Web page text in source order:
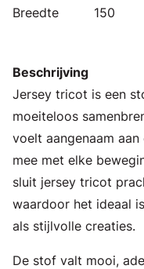
Breedte 150
Beschrijving
Jersey tricot is een
moeiteloos
voelt aangenaam
mee met elke
sluit jersey tricot
waardoor het ideaal
als stijlvolle creaties.
De stof valt mooi,